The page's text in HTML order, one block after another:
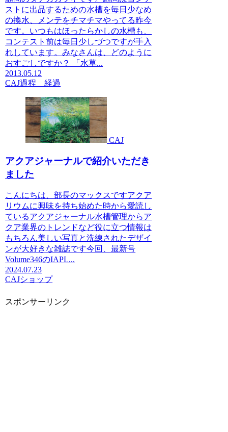
ストに出品するための水槽を毎日少なめ
の換水、メンテをチマチマやってる昨今
です。いつもはほったらかしの水槽も、
コンテスト前は毎日少しづつですが手入
れしています。みなさんは、どのように
おすごしですか？ 「水草...
2013.05.12
CAJ過程 経過
CAJ
アクアジャーナルで紹介いただき
ました
こんにちは、部長のマックスですアクア
リウムに興味を持ち始めた時から愛読し
ているアクアジャーナル水槽管理からア
クア業界のトレンドなど役に立つ情報は
もちろん美しい写真と洗練されたデザイ
ンが大好きな雑誌です今回、最新号
Volume346のIAPL...
2024.07.23
CAJショップ
スポンサーリンク